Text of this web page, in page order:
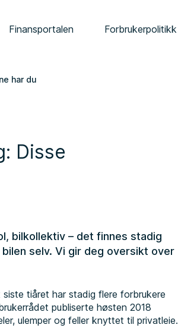
Finansportalen Forbrukerpolitikk
har du
Disse
bilkollektiv – det finnes stadig
selv. Vi gir deg oversikt over
tiåret har stadig flere forbrukere
publiserte høsten 2018
ulemper og feller knyttet til privatleie.